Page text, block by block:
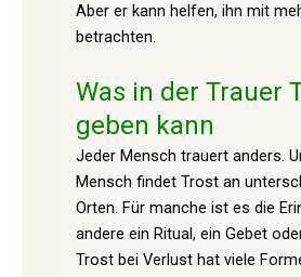
Aber er kann helfen, ihn mit
betrachten.
Was in der Trauer
geben kann
Jeder Mensch trauert anders.
Mensch findet Trost an
Orten. Für manche ist es die
andere ein Ritual, ein Gebet
Trost bei Verlust hat viele